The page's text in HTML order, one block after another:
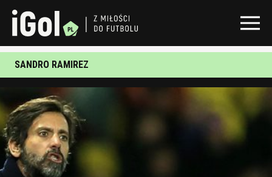
SANDRO RAMIREZ